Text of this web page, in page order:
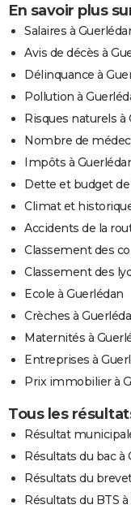
En savoir plus
Salaires à
Avis de décès à
Délinquance à
Pollution à
Risques naturels à
Nombre de
Impôts à
Dette et budget
Climat et
Accidents de la
Classement des
Classement des
Ecole à Guerlédan
Crèches à
Maternités à
Entreprises à
Prix immobilier à
Tous les
Résultat
Résultats du bac à
Résultats du
Résultats du BTS